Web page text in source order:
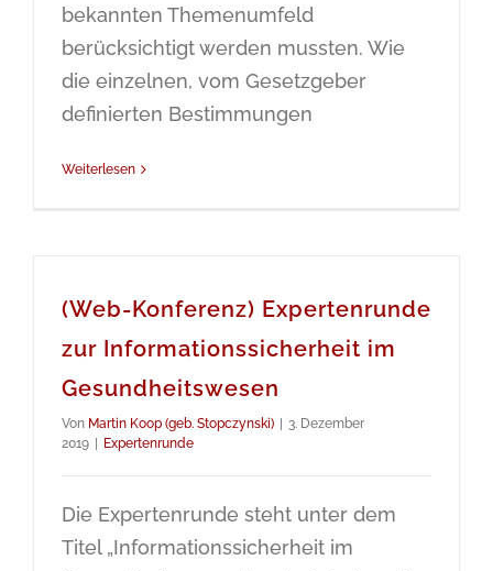
bekannten Themenumfeld
berücksichtigt werden mussten. Wie
die einzelnen, vom Gesetzgeber
definierten Bestimmungen
Weiterlesen
(Web-Konferenz) Expertenrunde
zur Informationssicherheit im
Gesundheitswesen
Von Martin Koop (geb. Stopczynski)
3. Dezember
2019
Expertenrunde
Die Expertenrunde steht unter dem
Titel „Informationssicherheit im